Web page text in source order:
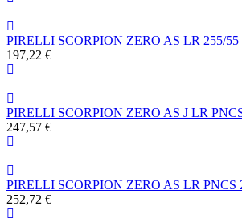
PIRELLI SCORPION ZERO AS LR 255/55
197,22 €
PIRELLI SCORPION ZERO AS J LR
247,57 €
PIRELLI SCORPION ZERO AS LR PNCS
252,72 €